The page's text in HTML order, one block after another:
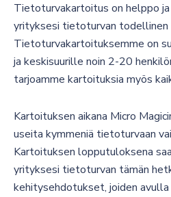
Tietoturvakartoitus on helppo
yrityksesi tietoturvan todellinen
Tietoturvakartoituksemme on
ja keskisuurille noin 2-20
tarjoamme kartoituksia myös
Kartoituksen aikana Micro
useita kymmeniä tietoturvaan
Kartoituksen lopputuloksena
yrityksesi tietoturvan tämän
kehitysehdotukset, joiden